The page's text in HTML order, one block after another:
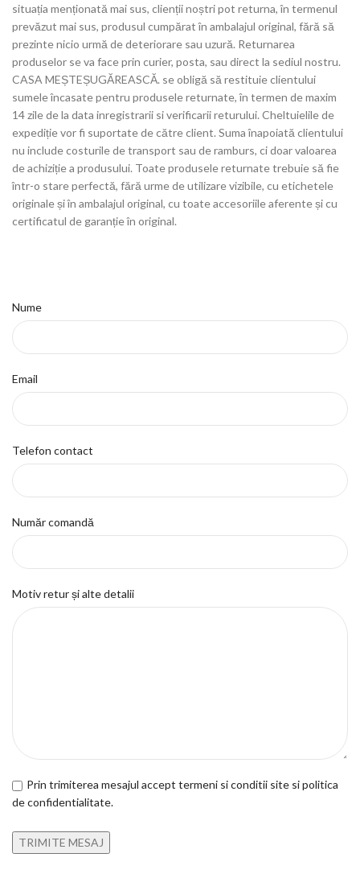
situația menționată mai sus, clienții noștri pot returna, în termenul
prevăzut mai sus, produsul cumpărat în ambalajul original, fără să
prezinte nicio urmă de deteriorare sau uzură. Returnarea
produselor se va face prin curier, posta, sau direct la sediul nostru.
CASA MEȘTEȘUGĂREASCĂ. se obligă să restituie clientului
sumele încasate pentru produsele returnate, în termen de maxim
14 zile de la data inregistrarii si verificarii returului. Cheltuielile de
expediție vor fi suportate de către client. Suma înapoiată clientului
nu include costurile de transport sau de ramburs, ci doar valoarea
de achiziție a produsului. Toate produsele returnate trebuie să fie
într-o stare perfectă, fără urme de utilizare vizibile, cu etichetele
originale și în ambalajul original, cu toate accesoriile aferente și cu
certificatul de garanție în original.
Nume
Email
Telefon contact
Număr comandă
Motiv retur și alte detalii
Prin trimiterea mesajul accept termeni si conditii site si politica
de confidentialitate.